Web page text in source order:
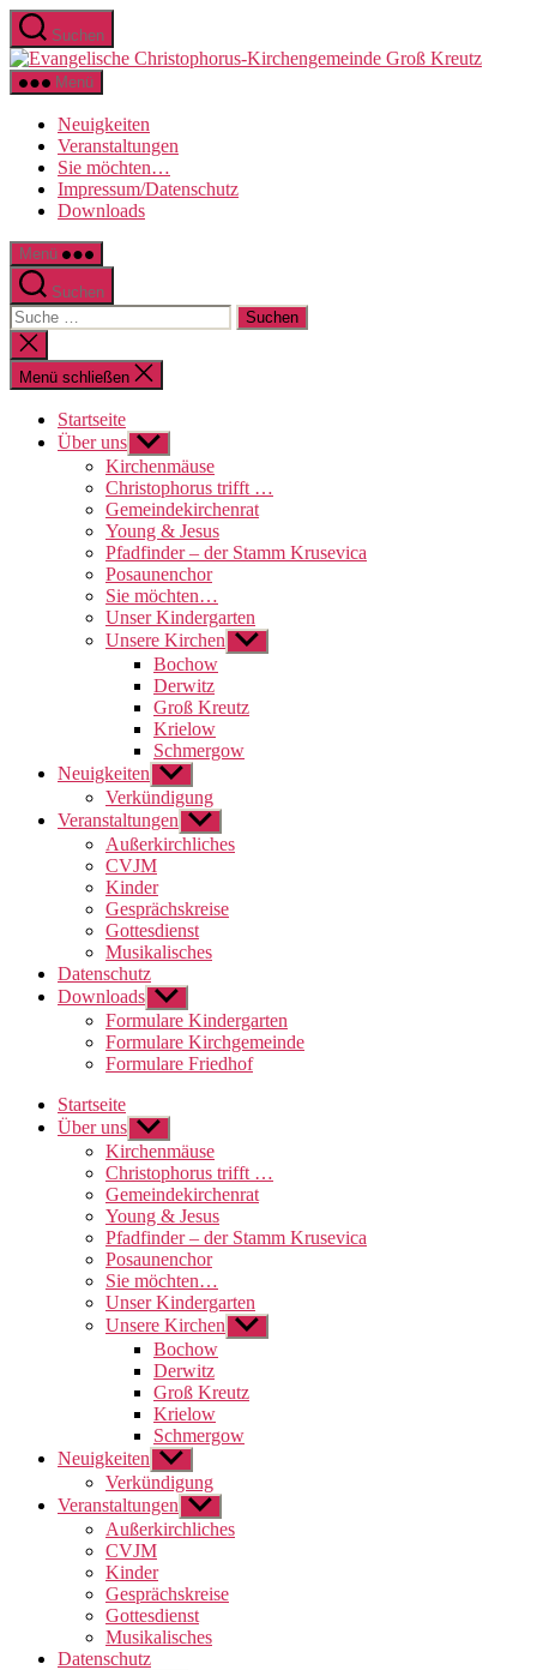
Direkt
zum
Inhalt
wechseln
Suchen
Menü
Neuigkeiten
Veranstaltungen
Sie möchten…
Impressum/Datenschutz
Downloads
Menü
Suchen
Suche
nach:
Suche
schließen
Menü schließen
Startseite
Über uns Untermenü
anzeigen
Kirchenmäuse
Christophorus trifft …
Gemeindekirchenrat
Young & Jesus
Pfadfinder – der Stamm Krusevica
Posaunenchor
Sie möchten…
Unser Kindergarten
Unsere Kirchen Untermenü
anzeigen
Bochow
Derwitz
Groß Kreutz
Krielow
Schmergow
Neuigkeiten Untermenü
anzeigen
Verkündigung
Veranstaltungen Untermenü
anzeigen
Außerkirchliches
CVJM
Kinder
Gesprächskreise
Gottesdienst
Musikalisches
Datenschutz
Downloads Untermenü
anzeigen
Formulare Kindergarten
Formulare Kirchgemeinde
Formulare Friedhof
Startseite
Über uns Untermenü
anzeigen
Kirchenmäuse
Christophorus trifft …
Gemeindekirchenrat
Young & Jesus
Pfadfinder – der Stamm Krusevica
Posaunenchor
Sie möchten…
Unser Kindergarten
Unsere Kirchen Untermenü
anzeigen
Bochow
Derwitz
Groß Kreutz
Krielow
Schmergow
Neuigkeiten Untermenü
anzeigen
Verkündigung
Veranstaltungen Untermenü
anzeigen
Außerkirchliches
CVJM
Kinder
Gesprächskreise
Gottesdienst
Musikalisches
Datenschutz